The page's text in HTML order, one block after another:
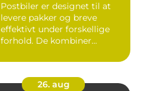
Postbiler er designet til at
levere pakker og breve
effektivt under forskellige
forhold. De kombiner...
26. aug